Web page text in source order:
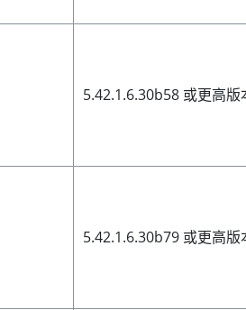
5.42.1.6.30b58 或更高版
5.42.1.6.30b79 或更高版